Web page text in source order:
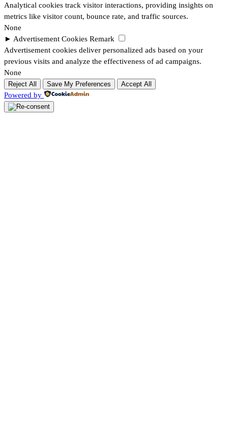
Analytical cookies track visitor interactions, providing insights on
metrics like visitor count, bounce rate, and traffic sources.
None
► Advertisement Cookies Remark
Advertisement cookies deliver personalized ads based on your
previous visits and analyze the effectiveness of ad campaigns.
None
Reject All Save My Preferences Accept All
Powered by